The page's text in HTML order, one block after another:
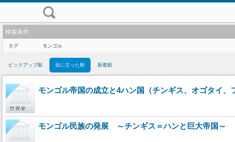
検索条件
タグ モンゴル
ピックアップ順 役に立った順 新着順
モンゴル帝国の成立と4ハン国（チンギス、オゴタイ
モンゴル民族の発展 ～チンギス＝ハンと巨大帝国～